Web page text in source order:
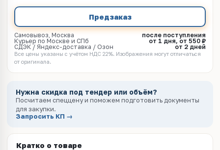
Предзаказ
Самовывоз, Москва
после поступления
Курьер по Москве и СПб
от 1 дня, от 550 ₽
СДЭК / Яндекс-доставка / Озон
от 2 дней
Все цены указаны с учётом НДС 22%. Изображения могут отличаться
от оригинала.
Нужна скидка под тендер или объём?
Посчитаем спеццену и поможем подготовить документы
для закупки.
Запросить КП →
Кратко о товаре